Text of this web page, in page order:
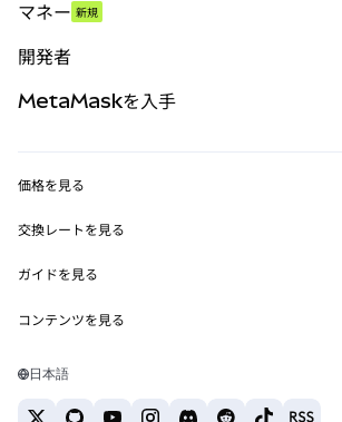
パーペチュアル
RWA
マネー 新規
開発者
MetaMask Connect
Snaps
Web3サービス
MetaMaskを入手
セキュリティ
サポート
キャリア
お問い合わせ
価格を見る
イーサリアムの価格
Solanaの価格
Tetherの価格
交換レートを見る
ETH→USD
USDT→INR
BTC→INR
ETH→USDT
ガイドを見る
ETHの購入
コンテンツを見る
Solanaウォレット
日本語